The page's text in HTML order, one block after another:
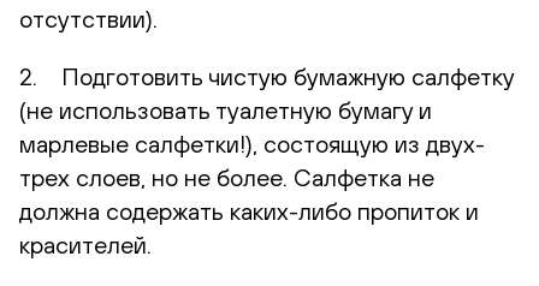
отсутствии).
2. Подготовить чистую бумажную салфетку
(не использовать туалетную бумагу и
марлевые салфетки!), состоящую из двух-
трех слоев, но не более. Салфетка не
должна содержать каких-либо пропиток и
красителей.